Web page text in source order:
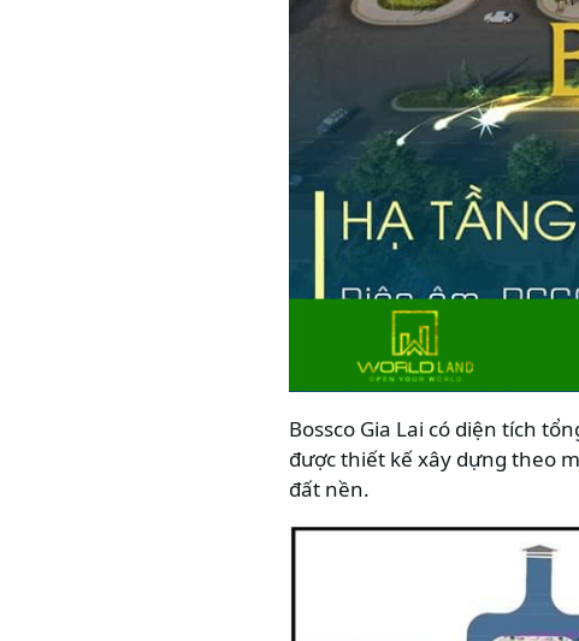
Bossco Gia Lai có diện tích
được thiết kế xây dựng theo
đất nền.